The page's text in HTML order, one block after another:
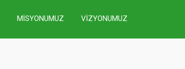
MİSYONUMUZ VİZYONUMUZ